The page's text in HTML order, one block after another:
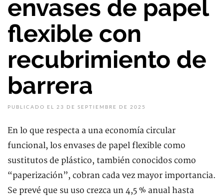
envases de papel
flexible con
recubrimiento de
barrera
PUBLICADO EL 23 DE SEPTIEMBRE DE 2025
En lo que respecta a una economía circular
funcional, los envases de papel flexible como
sustitutos de plástico, también conocidos como
“paperización”, cobran cada vez mayor importancia.
Se prevé que su uso crezca un 4,5 % anual hasta